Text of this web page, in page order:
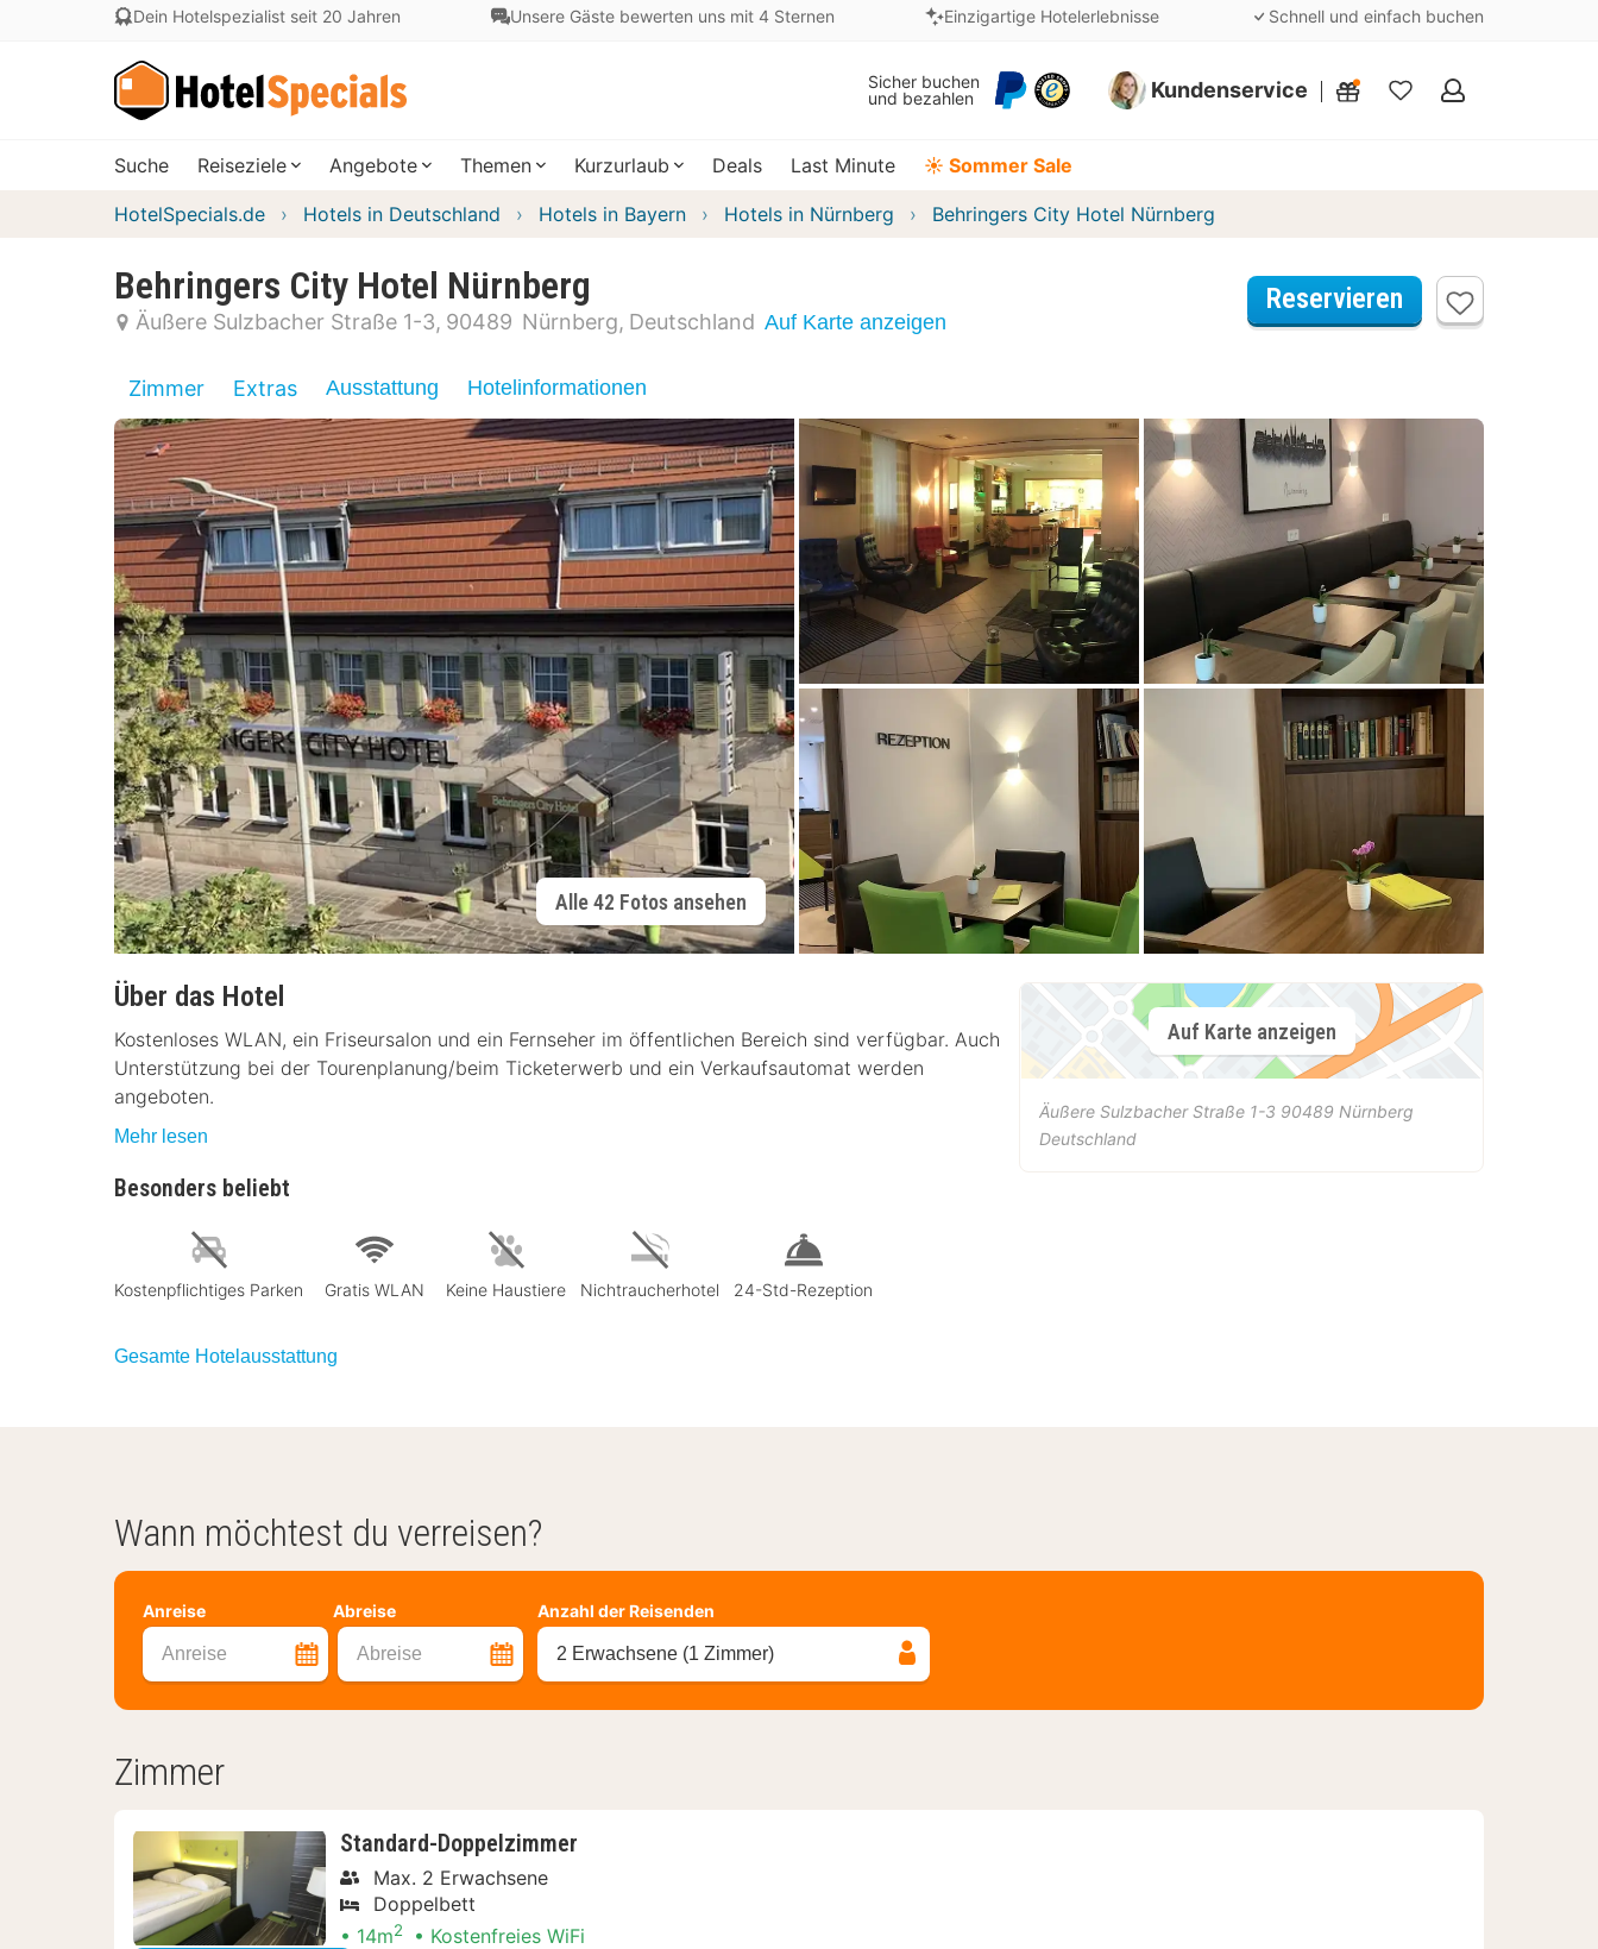
Dein Hotelspezialist seit 20 Jahren Unsere Gäste bewerten uns mit 4 Sternen Einzigartige Hotelerlebnisse Schnell und einfach buchen
Sicher buchen
und bezahlen
Kundenservice
Meine
Suche Reiseziele Angebote Themen Kurzurlaub Deals Last Minute ☀️ Sommer Sale
HotelSpecials.de Hotels in Deutschland Hotels in Bayern Hotels in Nürnberg Behringers City Hotel Nürnberg
Behringers City Hotel Nürnberg
Äußere Sulzbacher Straße 1-3 90489 Nürnberg Deutschland Auf Karte anzeigen
Reservieren
Zimmer Extras Ausstattung Hotelinformationen
Alle 42 Fotos ansehen
Über das Hotel
Kostenloses WLAN, ein Friseursalon und ein Fernseher im öffentlichen Bereich sind verfügbar. Auch
Unterstützung bei der Tourenplanung/beim Ticketerwerb und ein Verkaufsautomat werden
angeboten.
Mehr lesen
Besonders beliebt
Kostenpflichtiges Parken Gratis WLAN Keine Haustiere Nichtraucherhotel 24-Std-Rezeption
Gesamte Hotelausstattung
Auf Karte anzeigen
Äußere Sulzbacher Straße 1-3 90489 Nürnberg
Deutschland
Wann möchtest du verreisen?
Anreise Abreise
Anreise Abreise
Anzahl der Reisenden
2 Erwachsene (1 Zimmer)
Zimmer
Standard-Doppelzimmer
Max. 2 Erwachsene
Doppelbett
14m2 Kostenfreies WiFi